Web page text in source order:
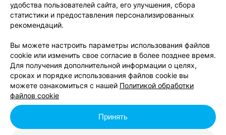
Согласен опубликовать отзыв. Подробнее об
прав
Добавить отзыв
Нажимая кнопку «Добавить отзыв», вы принимаете
Пользовательского соглашения
удобства пользователей сайта, его улучшения, сбора
статистики и предоставления персонализированных
рекомендаций.
Вы можете настроить параметры использования файлов
cookie или изменить свое согласие в более позднее время.
Для получения дополнительной информации о целях,
сроках и порядке использования файлов cookie вы
можете ознакомиться с нашей Политикой обработки
файлов cookie
Принять